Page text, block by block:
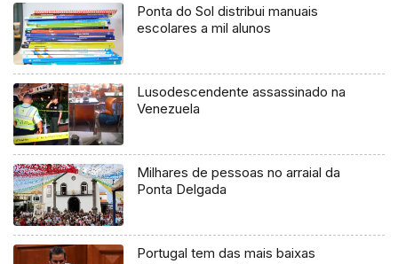
Ponta do Sol distribui manuais
escolares a mil alunos
Lusodescendente assassinado na
Venezuela
Milhares de pessoas no arraial da
Ponta Delgada
Portugal tem das mais baixas